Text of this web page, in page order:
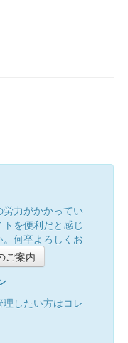
力がかかってい
を便利だと感じ
何卒よろしくお
ご案内
したい方はコレ